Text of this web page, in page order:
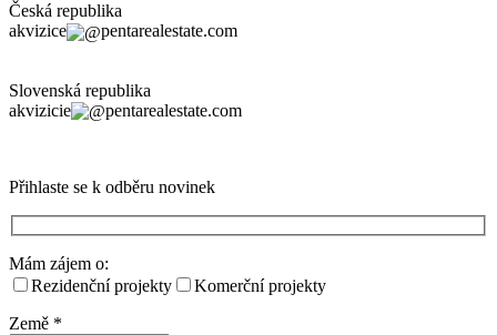
Česká republika
akvizice
pentarealestate.com
Slovenská republika
akvizicie
pentarealestate.com
Přihlaste se k odběru novinek
Mám zájem o:
Rezidenční projekty
Komerční projekty
Země *